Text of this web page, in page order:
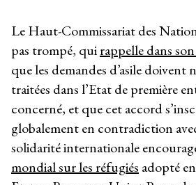
Le Haut-Commissariat des
pas trompé, quirappelle dans
que les demandes d’asile doivent
traitées dans l’Etat de première
concerné, et que cet accord
globalement en contradiction
solidarité internationale
mondial sur les réfugiés adopté